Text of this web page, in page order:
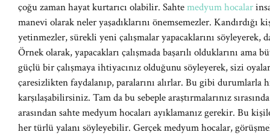
çoğu zaman hayat kurtarıcı olabilir. Sahtemedyum hocalar
manevi olarak neler yaşadıklarını önemsemezler. Kandırdığı
yetinmezler, sürekli yeni çalışmalar yapacaklarını söyleyerek,
Örnek olarak, yapacakları çalışmada başarılı olduklarını ama
güçlü bir çalışmaya ihtiyacınız olduğunu söyleyerek, sizi
çaresizlikten faydalanıp, paralarını alırlar. Bu gibi durumlarla
karşılaşabilirsiniz. Tam da bu sebeple araştırmalarınız
arasından sahte medyum hocaları ayıklamanız gerekir. Bu
her türlü yalanı söyleyebilir. Gerçek medyum hocalar,